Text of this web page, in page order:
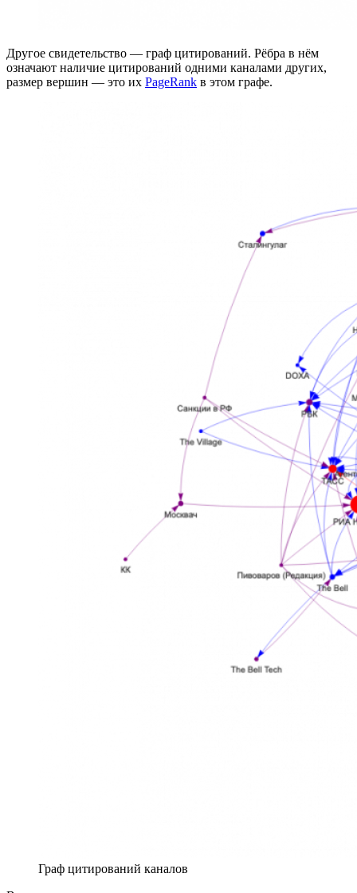
Другое свидетельство — граф цитирований. Рёбра в нём
означают наличие цитирований одними каналами других,
размер вершин — это их PageRank в этом графе.
Граф цитирований каналов